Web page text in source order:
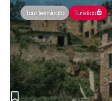
Tour terminato Turistico